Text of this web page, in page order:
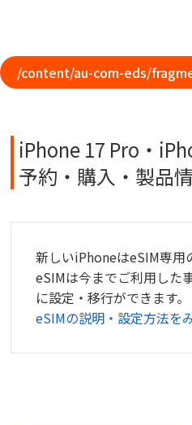
/content/au-com-eds/
iPhone 17 Pro・
予約・購入・製品
新しいiPhoneはeSIM専用
eSIMは今までご利用した
に設定・移行ができます。
eSIMの説明・設定方法を